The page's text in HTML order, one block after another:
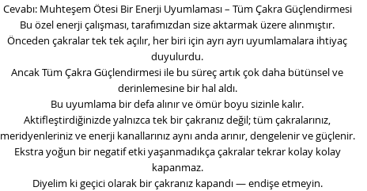
Cevabı: Muhteşem Ötesi Bir Enerji Uyumlaması – Tüm Çakra Güçlendirmesi
Bu özel enerji çalışması, tarafımızdan size aktarmak üzere alınmıştır.
Önceden çakralar tek tek açılır, her biri için ayrı ayrı uyumlamalara ihtiyaç
duyulurdu.
Ancak Tüm Çakra Güçlendirmesi ile bu süreç artık çok daha bütünsel ve
derinlemesine bir hal aldı.
Bu uyumlama bir defa alınır ve ömür boyu sizinle kalır.
Aktifleştirdiğinizde yalnızca tek bir çakranız değil; tüm çakralarınız,
meridyenleriniz ve enerji kanallarınız aynı anda arınır, dengelenir ve güçlenir.
Ekstra yoğun bir negatif etki yaşanmadıkça çakralar tekrar kolay kolay
kapanmaz.
Diyelim ki geçici olarak bir çakranız kapandı — endişe etmeyin.